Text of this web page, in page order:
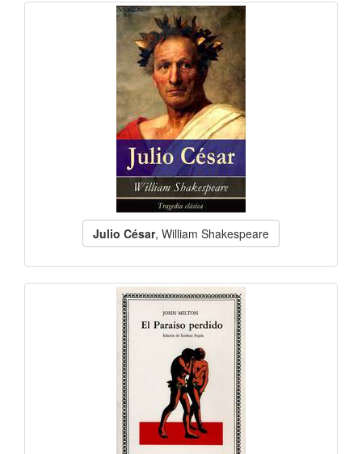
Julio César, William Shakespeare